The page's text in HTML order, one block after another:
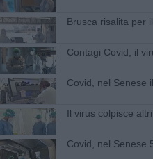
Brusca risalita per
Contagi Covid, il
Covid, nel Senese
Il virus colpisce
Covid, nel Senese